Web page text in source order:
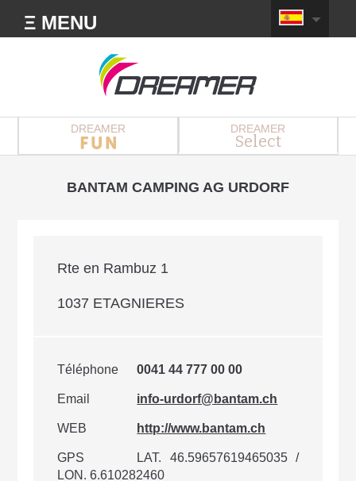
Ξ MENU
DREAMER DREAMER
Select
BANTAM CAMPING AG URDORF
Rte en Rambuz 1
1037 ETAGNIERES
Téléphone 0041 44 777 00 00
Email info-urdorf@bantam.ch
WEB http://www.bantam.ch
GPS
LAT. 46.59657619465035 /
LON. 6.610282460